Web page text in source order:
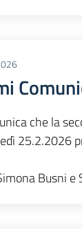
che la
25.2.2026
Busni e